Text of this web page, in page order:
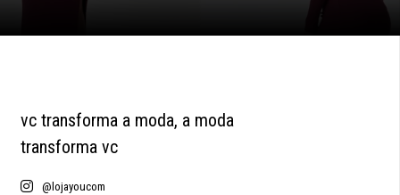
vc transforma a moda, a moda
transforma vc
@lojayoucom